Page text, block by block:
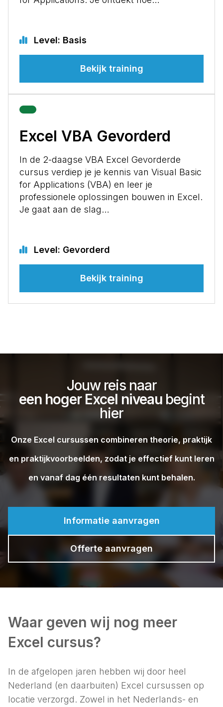
Level: Basis
Bekijk training
Excel VBA Gevorderd
In de 2-daagse VBA Excel Gevorderde
cursus verdiep je je kennis van Visual Basic
for Applications (VBA) en leer je
professionele oplossingen bouwen in Excel.
Je gaat aan de slag…
Level: Gevorderd
Bekijk training
Jouw reis naar
een hoger Excel niveaubegint
hier
Onze Excel cursussen combineren theorie, praktijk
en praktijkvoorbeelden, zodat je effectief kunt leren
en vanaf dag één resultaten kunt behalen.
Informatie aanvragen
Offerte aanvragen
Waar geven wij nog meer
Excel cursus?
In de afgelopen jaren hebben wij door heel
Nederland (en daarbuiten) Excel cursussen op
locatie verzorgd. Zowel in het Nederlands- en